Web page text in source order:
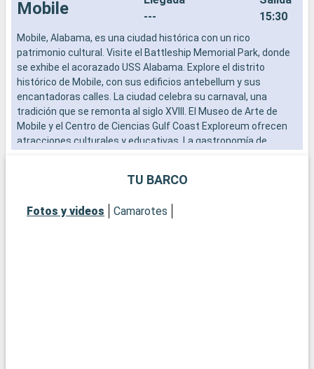
Mobile
---
15:30
Mobile, Alabama, es una ciudad histórica con un rico
patrimonio cultural. Visite el Battleship Memorial Park, donde
se exhibe el acorazado USS Alabama. Explore el distrito
histórico de Mobile, con sus edificios antebellum y sus
encantadoras calles. La ciudad celebra su carnaval, una
tradición que se remonta al siglo XVIII. El Museo de Arte de
Mobile y el Centro de Ciencias Gulf Coast Exploreum ofrecen
atracciones culturales y educativas. La gastronomía de
TU BARCO
Fotos y videos Camarotes